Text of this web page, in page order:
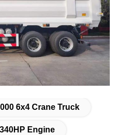
6x4 Crane Truck
Engine